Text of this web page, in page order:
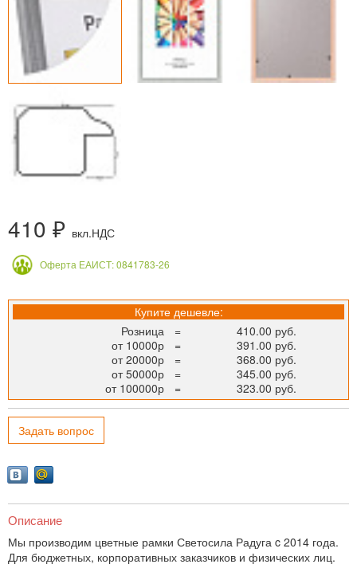
410 ₽ вкл.НДС
Оферта ЕАИСТ: 0841783-26
Купите дешевле:
Розница
=
410.00 руб.
от 10000р
=
391.00 руб.
от 20000р
=
368.00 руб.
от 50000р
=
345.00 руб.
от 100000р
= 323.00 руб.
Задать вопрос
Описание
Мы производим цветные рамки Светосила Радуга c 2014 года.
Для бюджетных, корпоративных заказчиков и физических лиц.